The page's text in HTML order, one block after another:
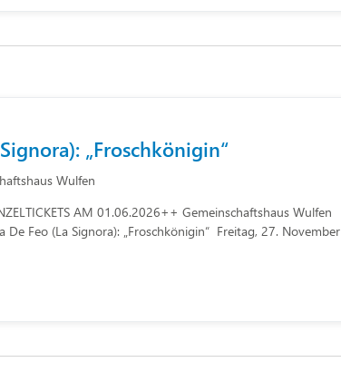
„Froschkönigin“
Wulfen
AM 01.06.2026++ Gemeinschaftshaus Wulfen
Feo (La Signora): „Froschkönigin“ Freitag, 27. November